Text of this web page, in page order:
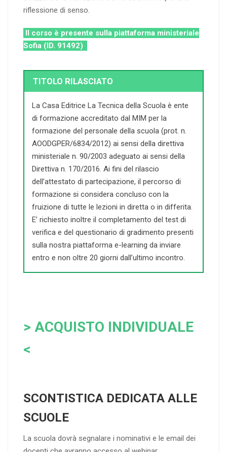
riflessione di senso.
Il corso è presente sulla piattaforma ministeriale
Sofia (ID. 91492)
TITOLO RILASCIATO
La Casa Editrice La Tecnica della Scuola è ente
di formazione accreditato dal MIM per la
formazione del personale della scuola (prot. n.
AOODGPER/6834/2012) ai sensi della direttiva
ministeriale n. 90/2003 adeguato ai sensi della
Direttiva n. 170/2016. Ai fini del rilascio
dell’attestato di partecipazione, il percorso di
formazione si considera concluso con la
fruizione di tutte le lezioni in diretta o in differita.
E’ richiesto inoltre il completamento del test di
verifica e del questionario di gradimento presenti
sulla nostra piattaforma e-learning da inviare
entro e non oltre 20 giorni dall’ultimo incontro.
> ACQUISTO INDIVIDUALE
<
SCONTISTICA DEDICATA ALLE
SCUOLE
La scuola dovrà segnalare i nominativi e le email dei